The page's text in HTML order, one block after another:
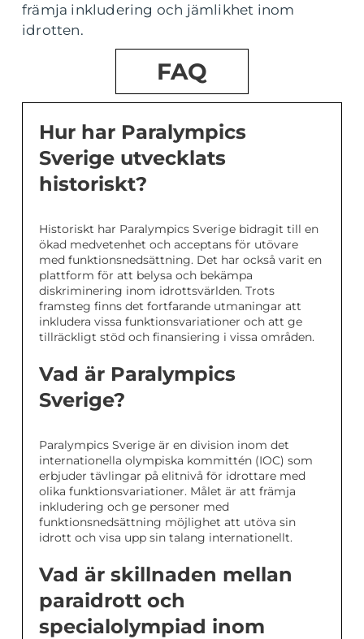
främja inkludering och jämlikhet inom
idrotten.
FAQ
Hur har Paralympics
Sverige utvecklats
historiskt?
Historiskt har Paralympics Sverige bidragit till en
ökad medvetenhet och acceptans för utövare
med funktionsnedsättning. Det har också varit en
plattform för att belysa och bekämpa
diskriminering inom idrottsvärlden. Trots
framsteg finns det fortfarande utmaningar att
inkludera vissa funktionsvariationer och att ge
tillräckligt stöd och finansiering i vissa områden.
Vad är Paralympics
Sverige?
Paralympics Sverige är en division inom det
internationella olympiska kommittén (IOC) som
erbjuder tävlingar på elitnivå för idrottare med
olika funktionsvariationer. Målet är att främja
inkludering och ge personer med
funktionsnedsättning möjlighet att utöva sin
idrott och visa upp sin talang internationellt.
Vad är skillnaden mellan
paraidrott och
specialolympiad inom